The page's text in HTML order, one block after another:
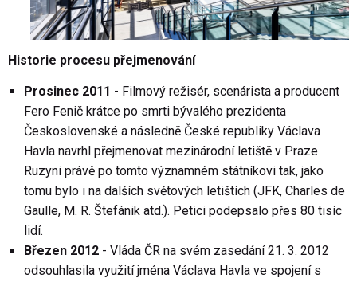
Historie procesu přejmenování
Prosinec 2011 - Filmový režisér, scenárista a producent
Fero Fenič krátce po smrti bývalého prezidenta
Československé a následně České republiky Václava
Havla navrhl přejmenovat mezinárodní letiště v Praze
Ruzyni právě po tomto významném státníkovi tak, jako
tomu bylo i na dalších světových letištích (JFK, Charles de
Gaulle, M. R. Štefánik atd.). Petici podepsalo přes 80 tisíc
lidí.
Březen 2012 - Vláda ČR na svém zasedání 21. 3. 2012
odsouhlasila využití jména Václava Havla ve spojení s